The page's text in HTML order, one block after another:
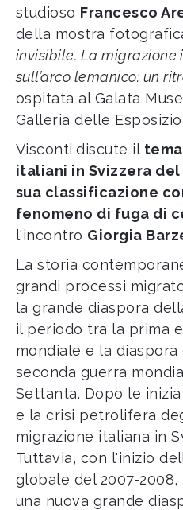
studioso Francesco
della mostra
invisibile. La migrazione
sull’arco lemanico: un
ospitata al Galata
Galleria delle
Visconti discute il
italiani in Svizzera del
sua classificazione
fenomeno di fuga di
l'incontro Giorgia
La storia
grandi processi
la grande diaspora
il periodo tra la prima
mondiale e la
seconda guerra
Settanta. Dopo le
e la crisi petrolifera
migrazione italiana in
Tuttavia, con l'inizio
globale del 2007-
una nuova grande